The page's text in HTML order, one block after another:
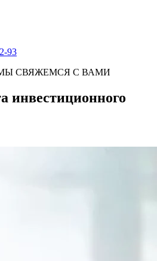
93
СВЯЖЕМСЯ С ВАМИ
инвестиционного